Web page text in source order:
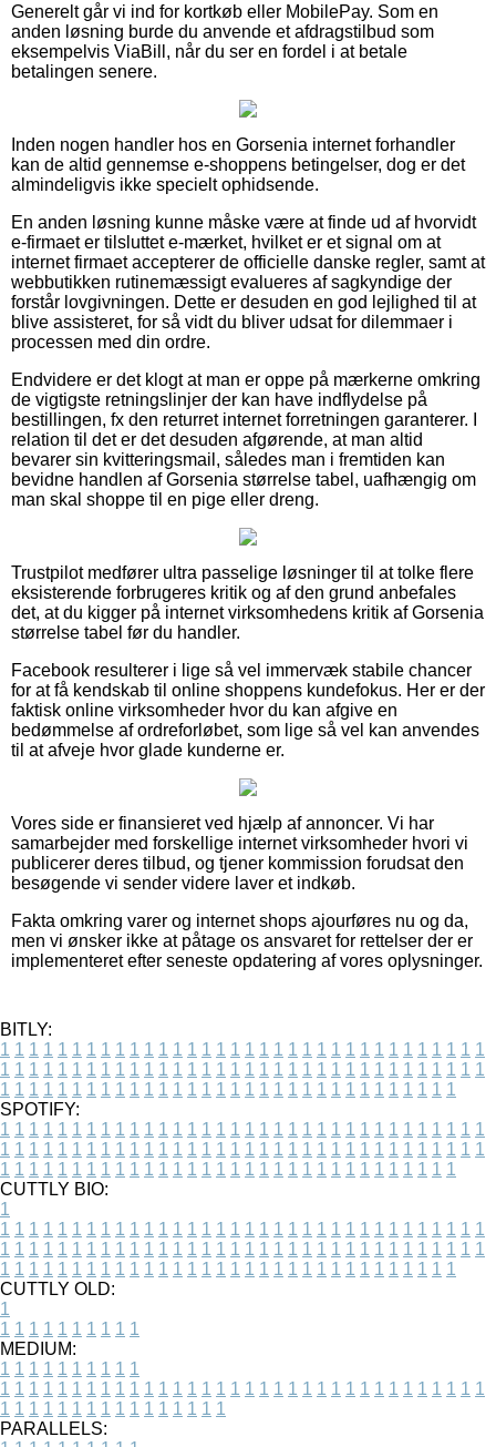
Generelt går vi ind for kortkøb eller MobilePay. Som en
anden løsning burde du anvende et afdragstilbud som
eksempelvis ViaBill, når du ser en fordel i at betale
betalingen senere.
Inden nogen handler hos en Gorsenia internet forhandler
kan de altid gennemse e-shoppens betingelser, dog er det
almindeligvis ikke specielt ophidsende.
En anden løsning kunne måske være at finde ud af hvorvidt
e-firmaet er tilsluttet e-mærket, hvilket er et signal om at
internet firmaet accepterer de officielle danske regler, samt at
webbutikken rutinemæssigt evalueres af sagkyndige der
forstår lovgivningen. Dette er desuden en god lejlighed til at
blive assisteret, for så vidt du bliver udsat for dilemmaer i
processen med din ordre.
Endvidere er det klogt at man er oppe på mærkerne omkring
de vigtigste retningslinjer der kan have indflydelse på
bestillingen, fx den returret internet forretningen garanterer. I
relation til det er det desuden afgørende, at man altid
bevarer sin kvitteringsmail, således man i fremtiden kan
bevidne handlen af Gorsenia størrelse tabel, uafhængig om
man skal shoppe til en pige eller dreng.
Trustpilot medfører ultra passelige løsninger til at tolke flere
eksisterende forbrugeres kritik og af den grund anbefales
det, at du kigger på internet virksomhedens kritik af Gorsenia
størrelse tabel før du handler.
Facebook resulterer i lige så vel immervæk stabile chancer
for at få kendskab til online shoppens kundefokus. Her er der
faktisk online virksomheder hvor du kan afgive en
bedømmelse af ordreforløbet, som lige så vel kan anvendes
til at afveje hvor glade kunderne er.
Vores side er finansieret ved hjælp af annoncer. Vi har
samarbejder med forskellige internet virksomheder hvori vi
publicerer deres tilbud, og tjener kommission forudsat den
besøgende vi sender videre laver et indkøb.
Fakta omkring varer og internet shops ajourføres nu og da,
men vi ønsker ikke at påtage os ansvaret for rettelser der er
implementeret efter seneste opdatering af vores oplysninger.
BITLY:
1 1 1 1 1 1 1 1 1 1 1 1 1 1 1 1 1 1 1 1 1 1 1 1 1 1 1 1 1 1 1 1 1 1
1 1 1 1 1 1 1 1 1 1 1 1 1 1 1 1 1 1 1 1 1 1 1 1 1 1 1 1 1 1 1 1 1 1
1 1 1 1 1 1 1 1 1 1 1 1 1 1 1 1 1 1 1 1 1 1 1 1 1 1 1 1 1 1 1 1
SPOTIFY:
1 1 1 1 1 1 1 1 1 1 1 1 1 1 1 1 1 1 1 1 1 1 1 1 1 1 1 1 1 1 1 1 1 1
1 1 1 1 1 1 1 1 1 1 1 1 1 1 1 1 1 1 1 1 1 1 1 1 1 1 1 1 1 1 1 1 1 1
1 1 1 1 1 1 1 1 1 1 1 1 1 1 1 1 1 1 1 1 1 1 1 1 1 1 1 1 1 1 1 1
CUTTLY BIO:
1
1 1 1 1 1 1 1 1 1 1 1 1 1 1 1 1 1 1 1 1 1 1 1 1 1 1 1 1 1 1 1 1 1 1
1 1 1 1 1 1 1 1 1 1 1 1 1 1 1 1 1 1 1 1 1 1 1 1 1 1 1 1 1 1 1 1 1 1
1 1 1 1 1 1 1 1 1 1 1 1 1 1 1 1 1 1 1 1 1 1 1 1 1 1 1 1 1 1 1 1
CUTTLY OLD:
1
1 1 1 1 1 1 1 1 1 1
MEDIUM:
1 1 1 1 1 1 1 1 1 1
1 1 1 1 1 1 1 1 1 1 1 1 1 1 1 1 1 1 1 1 1 1 1 1 1 1 1 1 1 1 1 1 1 1
1 1 1 1 1 1 1 1 1 1 1 1 1 1 1 1
PARALLELS: